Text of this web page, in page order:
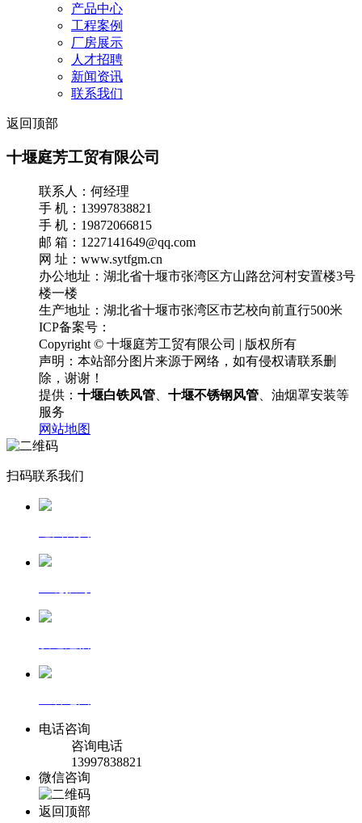
产品中心
工程案例
厂房展示
人才招聘
新闻资讯
联系我们
返回顶部
十堰庭芳工贸有限公司
联系人：何经理
手 机：13997838821
手 机：19872066815
邮 箱：1227141649@qq.com
网 址：www.sytfgm.cn
办公地址：湖北省十堰市张湾区方山路岔河村安置楼3号
楼一楼
生产地址：湖北省十堰市张湾区市艺校向前直行500米
ICP备案号：
Copyright © 十堰庭芳工贸有限公司 | 版权所有
声明：本站部分图片来源于网络，如有侵权请联系删
除，谢谢！
提供： 十堰白铁风管 十堰不锈钢风管 、油烟罩安装等
服务
网站地图
扫码联系我们
电话咨询
咨询电话
13997838821
微信咨询
返回顶部